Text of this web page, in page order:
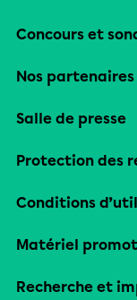
Concours et
Nos partenaires
Salle de presse
Protection des
Conditions
Matériel
Recherche et